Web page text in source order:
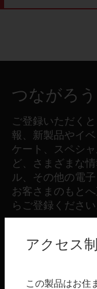
つながろう
ご登録いただく
報、新製品やイ
ケート、スペシ
ど、さまざまな
ル、その他の電
お客さまのもと
らご登録ください
製品
アクセス
この製品はお住